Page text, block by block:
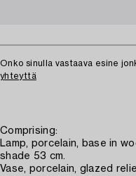
Onko sinulla vastaava esine
yhteyttä
Comprising:
Lamp, porcelain, base in
shade 53 cm.
Vase, porcelain, glazed